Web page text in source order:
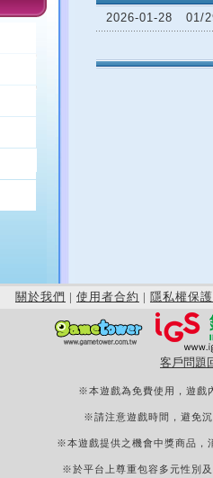
2026-01-28
01/
關於我們 | 使用者合約 | 隱私權保護
客戶問題
※本遊戲為免費使用，遊戲
※請注意遊戲時間，避免
※本遊戲提供之機會中獎商品，
※於平台上尊重包容多元性別